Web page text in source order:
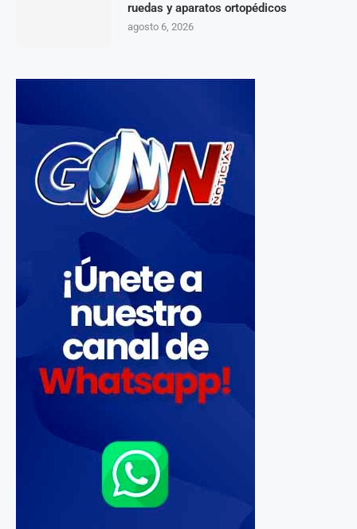
ruedas y aparatos ortopédicos
agosto 6, 2026